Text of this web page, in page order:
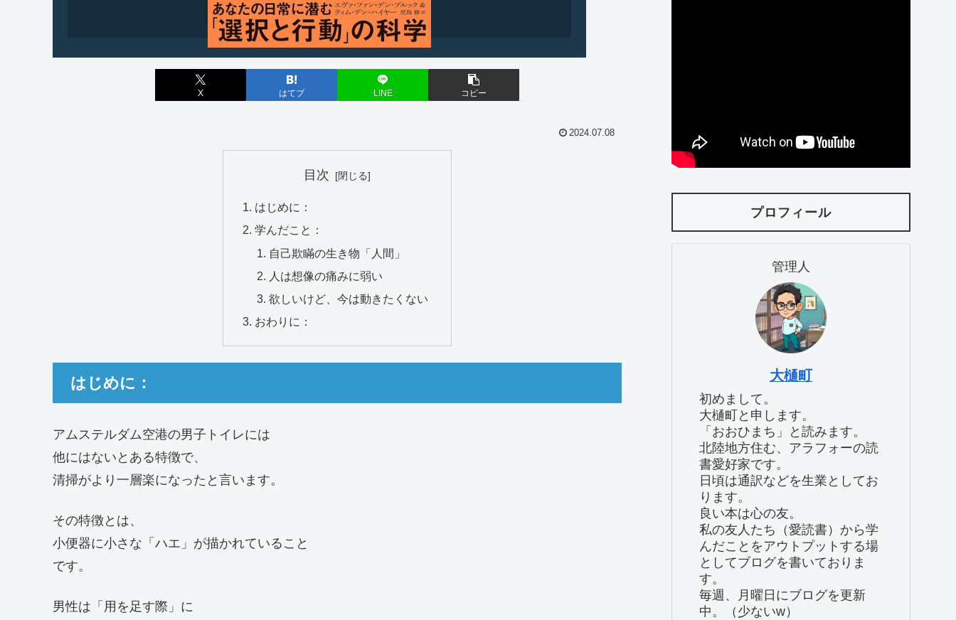
X はてブ LINE コピー
2024.07.08
目次
はじめに：
学んだこと：
自己欺瞞の生き物「人間」
人は想像の痛みに弱い
欲しいけど、今は動きたくない
おわりに：
はじめに：
アムステルダム空港の男子トイレには
他にはないとある特徴で、
清掃がより一層楽になったと言います。
その特徴とは、
小便器に小さな「ハエ」が描かれていること
です。
男性は「用を足す際」に
プロフィール
管理人
大樋町
初めまして。
大樋町と申します。
「おおひまち」と読みます。
北陸地方住む、アラフォーの読
書愛好家です。
日頃は通訳などを生業としてお
ります。
良い本は心の友。
私の友人たち（愛読書）から学
んだことをアウトプットする場
としてブログを書いておりま
す。
毎週、月曜日にブログを更新
中。（少ないw）